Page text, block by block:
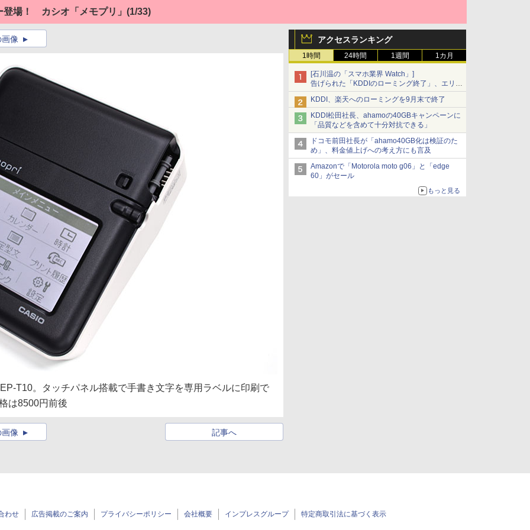
場！ カシオ「メモプリ」 (1/33)
アクセスランキング
1時間 24時間 1週間 1カ月
[石川温の「スマホ業界 Watch」]
告げられた「KDDIのローミング終了」、エリア
マップの落とし穴と楽天モバイルの課題
KDDI、楽天へのローミングを9月末で終了
KDDI松田社長、ahamoの40GBキャンペーンに
「品質などを含めて十分対抗できる」
ドコモ前田社長が「ahamo40GB化は検証のた
め」、料金値上げへの考え方にも言及
Amazonで「Motorola moto g06」と「edge
60」がセール
もっと見る
像
T10。タッチパネル搭載で手書き文字を専用ラベルに印刷で
は8500円前後
記事へ
像
わせ 広告掲載のご案内 プライバシーポリシー 会社概要 インプレスグループ 特定商取引法に基づく表示